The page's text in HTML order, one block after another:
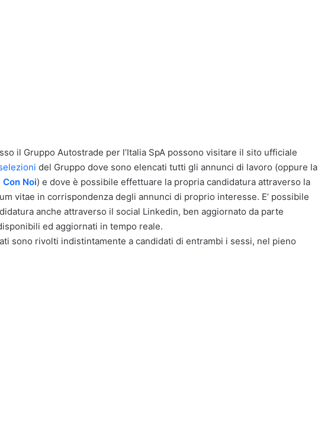
il Gruppo Autostrade per l’Italia SpA possono visitare il sito ufficiale
del Gruppo dove sono elencati tutti gli annunci di lavoro (oppure la
Noi) e dove è possibile effettuare la propria candidatura attraverso la
vitae in corrispondenza degli annunci di proprio interesse. E’ possibile
anche attraverso il social Linkedin, ben aggiornato da parte
ed aggiornati in tempo reale.
sono rivolti indistintamente a candidati di entrambi i sessi, nel pieno